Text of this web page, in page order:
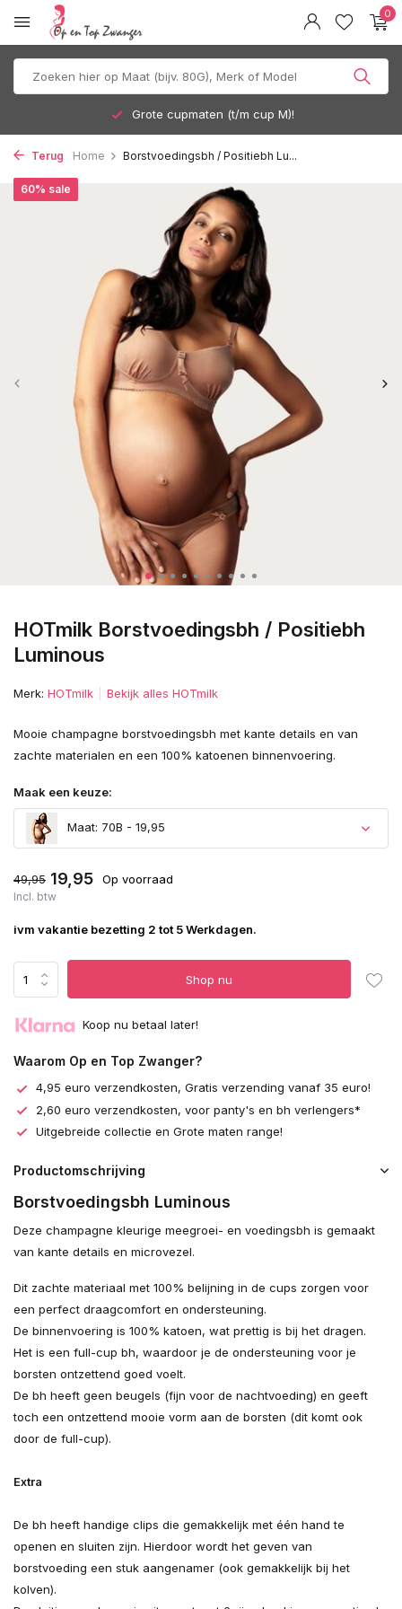
0
Grote cupmaten (t/m cup M)!
Terug Home Borstvoedingsbh / Positiebh Lu...
HOTmilk Borstvoedingsbh / Positiebh
Luminous
60% sale
Merk: HOTmilk Bekijk alles HOTmilk
Mooie champagne borstvoedingsbh met kante details en van
zachte materialen en een 100% katoenen binnenvoering.
Maak een keuze:
Maat: 70B - 19,95
49,95 19,95 Op voorraad
Incl. btw
ivm vakantie bezetting 2 tot 5 Werkdagen.
Shop nu
Koop nu betaal later!
Waarom Op en Top Zwanger?
4,95 euro verzendkosten, Gratis verzending vanaf 35 euro!
2,60 euro verzendkosten, voor panty's en bh verlengers*
Uitgebreide collectie en Grote maten range!
Productomschrijving
Borstvoedingsbh Luminous
Deze champagne kleurige meegroei- en voedingsbh is gemaakt
van kante details en microvezel.
Dit zachte materiaal met 100% belijning in de cups zorgen voor
een perfect draagcomfort en ondersteuning.
De binnenvoering is 100% katoen, wat prettig is bij het dragen.
Het is een full-cup bh, waardoor je de ondersteuning voor je
borsten ontzettend goed voelt.
De bh heeft geen beugels (fijn voor de nachtvoeding) en geeft
toch een ontzettend mooie vorm aan de borsten (dit komt ook
door de full-cup).
Extra
De bh heeft handige clips die gemakkelijk met één hand te
openen en sluiten zijn. Hierdoor wordt het geven van
borstvoeding een stuk aangenamer (ook gemakkelijk bij het
kolven).